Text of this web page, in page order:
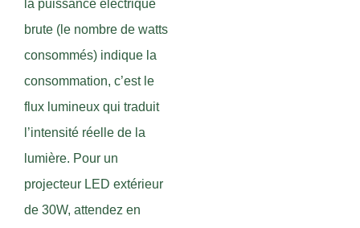
la puissance électrique
brute (le nombre de watts
consommés) indique la
consommation, c’est le
flux lumineux qui traduit
l’intensité réelle de la
lumière. Pour un
projecteur LED extérieur
de 30W, attendez en